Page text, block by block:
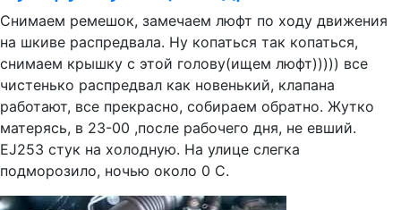
Снимаем ремешок, замечаем люфт по ходу движения
на шкиве распредвала. Ну копаться так копаться,
снимаем крышку с этой голову(ищем люфт))))) все
чистенько распредвал как новенький, клапана
работают, все прекрасно, собираем обратно. Жутко
матерясь, в 23-00 ,после рабочего дня, не евший.
EJ253 стук на холодную. На улице слегка
подморозило, ночью около 0 С.